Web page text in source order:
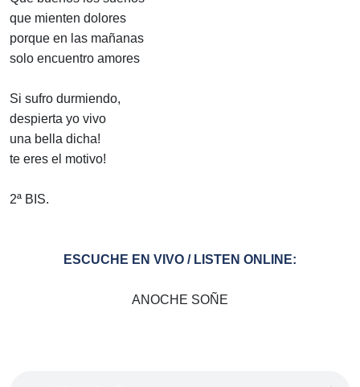
que mienten dolores
porque en las mañanas
solo encuentro amores
Si sufro durmiendo,
despierta yo vivo
una bella dicha!
te eres el motivo!
2ª BIS.
ESCUCHE EN VIVO / LISTEN ONLINE:
ANOCHE SOÑE